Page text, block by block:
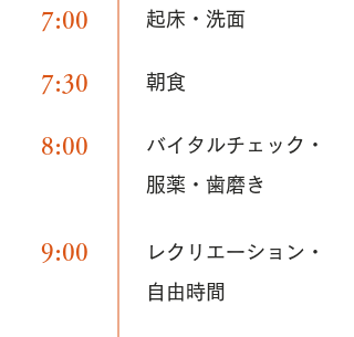
7:00 起床・洗面
7:30 朝食
8:00
バイタルチェック・
服薬・歯磨き
9:00
レクリエーション・
自由時間